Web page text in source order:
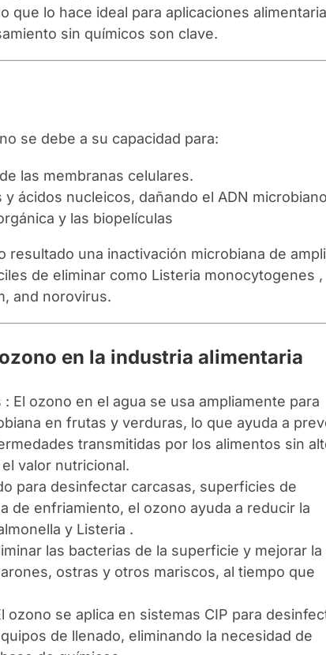
que lo hace ideal para aplicaciones
sin químicos son clave.
se debe a su capacidad para:
las membranas celulares.
ácidos nucleicos, dañando el ADN
y las biopelículas
resultado una inactivación microbiana de
de eliminar como Listeria monocytogenes ,
and norovirus.
en la industria alimentaria
El ozono en el agua se usa ampliamente para
en frutas y verduras, lo que ayuda a
transmitidas por los alimentos sin
valor nutricional.
para desinfectar carcasas, superficies de
de enfriamiento, el ozono ayuda a reducir la
y Listeria .
las bacterias de la superficie y mejorar la
ostras y otros mariscos, al tiempo que
ozono se aplica en sistemas CIP para
de llenado, eliminando la necesidad de